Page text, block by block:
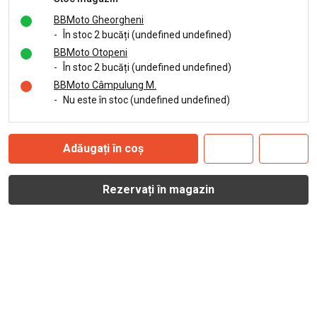
BBMoto Gheorgheni
-
În stoc 2 bucăți (undefined undefined)
BBMoto Otopeni
-
În stoc 2 bucăți (undefined undefined)
BBMoto Câmpulung M.
-
Nu este în stoc (undefined undefined)
Adăugați în coș
Rezervați în magazin